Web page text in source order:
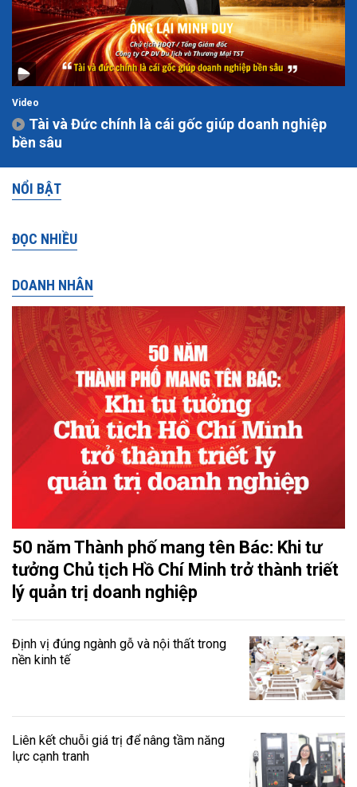
Video
Tài và Đức chính là cái gốc giúp doanh nghiệp
bền sâu
NỔI BẬT
ĐỌC NHIỀU
DOANH NHÂN
50 năm Thành phố mang tên Bác: Khi tư
tưởng Chủ tịch Hồ Chí Minh trở thành triết
lý quản trị doanh nghiệp
Định vị đúng ngành gỗ và nội thất trong
nền kinh tế
Liên kết chuỗi giá trị để nâng tầm năng
lực cạnh tranh